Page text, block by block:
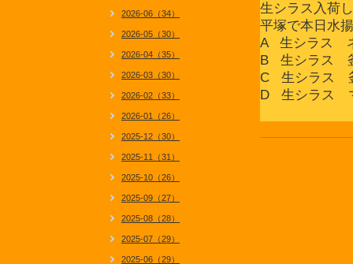
生シラス入荷
平塚で本日水
A 生シラス
B 生シラス
C 生シラス
D 生シラス
2026-06（34）
2026-05（30）
2026-04（35）
2026-03（30）
2026-02（33）
2026-01（26）
2025-12（30）
2025-11（31）
2025-10（26）
2025-09（27）
2025-08（28）
2025-07（29）
2025-06（29）